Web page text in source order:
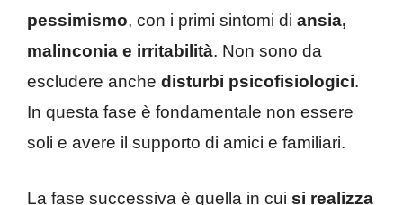
pessimismo, con i primi sintomi di ansia,
malinconia e irritabilità. Non sono da
escludere anche disturbi psicofisiologici.
In questa fase è fondamentale non essere
soli e avere il supporto di amici e familiari.
La fase successiva è quella in cui si realizza